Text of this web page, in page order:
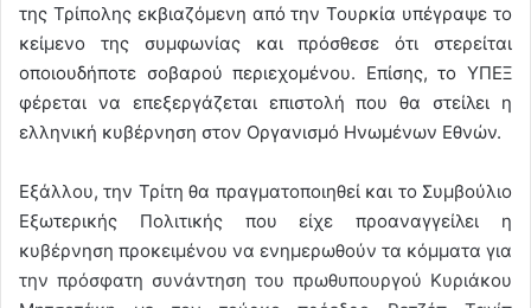
της Τρίπολης εκβιαζόμενη από την Τουρκία υπέγραψε το
κείμενο της συμφωνίας και πρόσθεσε ότι στερείται
οποιουδήποτε σοβαρού περιεχομένου. Επίσης, το ΥΠΕΞ
φέρεται να επεξεργάζεται επιστολή που θα στείλει η
ελληνική κυβέρνηση στον Οργανισμό Ηνωμένων Εθνών.
Εξάλλου, την Τρίτη θα πραγματοποιηθεί και το Συμβούλιο
Εξωτερικής Πολιτικής που είχε προαναγγείλει η
κυβέρνηση προκειμένου να ενημερωθούν τα κόμματα για
την πρόσφατη συνάντηση του πρωθυπουργού Κυριάκου